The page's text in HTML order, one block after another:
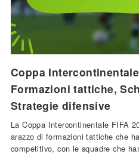
Coppa
Formazioni tattiche,
Strategie difensive
La Coppa Intercontinentale FIFA
arazzo di formazioni tattiche che
competitivo, con le squadre che